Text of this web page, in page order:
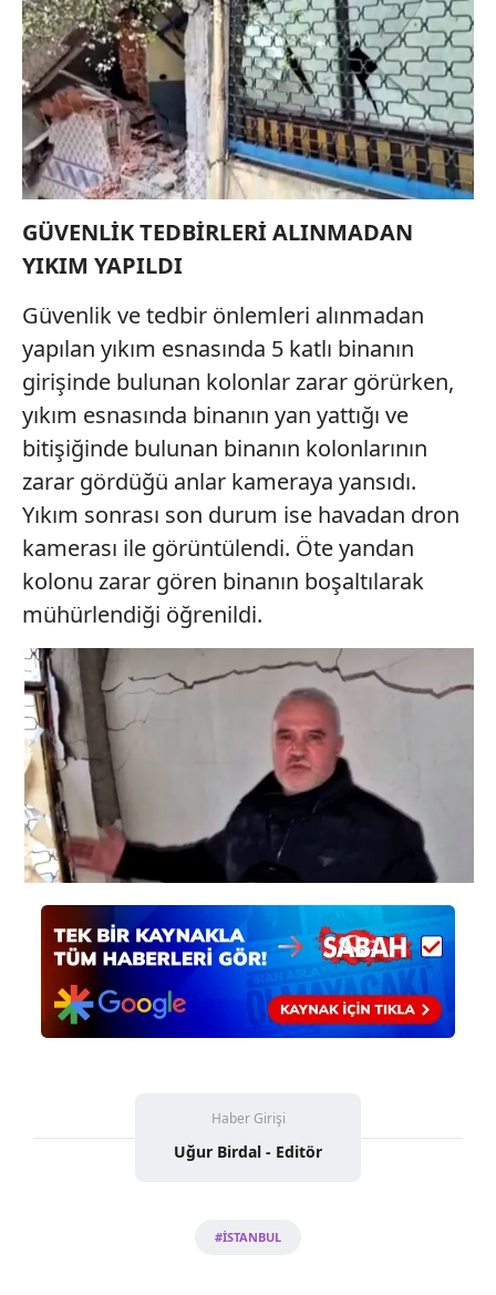
GÜVENLİK TEDBİRLERİ ALINMADAN
YIKIM YAPILDI
Güvenlik ve tedbir önlemleri alınmadan
yapılan yıkım esnasında 5 katlı binanın
girişinde bulunan kolonlar zarar görürken,
yıkım esnasında binanın yan yattığı ve
bitişiğinde bulunan binanın kolonlarının
zarar gördüğü anlar kameraya yansıdı.
Yıkım sonrası son durum ise havadan dron
kamerası ile görüntülendi. Öte yandan
kolonu zarar gören binanın boşaltılarak
mühürlendiği öğrenildi.
Haber Girişi
Uğur Birdal - Editör
#İSTANBUL